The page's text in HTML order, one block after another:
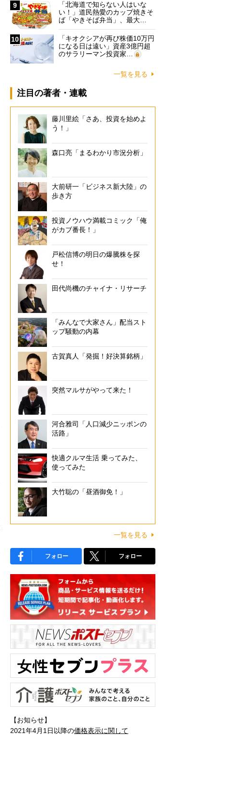
9
「北海道で知らない人はいな
い！」道民熱愛のカップ焼きそ
ば「やきそば弁当」、最大…
10
「キオクシアが再び株価10万円
になる日は遠い」資産3億円超
のサラリーマン投資家…
一覧を見る
注目の著者・連載
藤川里絵「さあ、投資を始めよ
う！」
森口亮「まるわかり市況分析」
大前研一「ビジネス新大陸」の
歩き方
投資ノウハウ満載コミック「俺
がカブ番長！」
戸松信博の明日の爆騰株を探
せ！
田代尚機のチャイナ・リサーチ
「みんなで大家さん」配当スト
ップ騒動の内幕
古賀真人「発掘！好決算銘柄」
突然マルサがやって来た！
河合雅司「人口減少ニッポンの
活路」
快適クルマ生活 乗ってみた、
使ってみた
大竹聡の「昼酒御免！」
一覧を見る
フォロー フォロー
【お知らせ】
2021年4月1日以降の価格表示に関して